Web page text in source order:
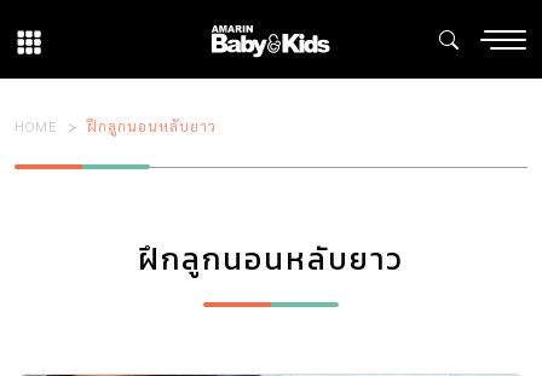
HOME ฝึกลูกนอนหลับยาว
ฝึกลูกนอนหลับยาว